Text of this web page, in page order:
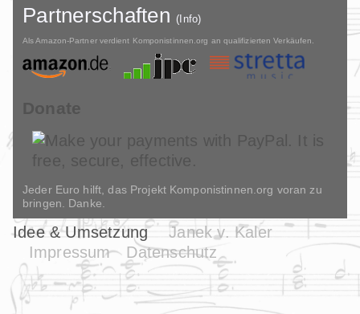
Partnerschaften(Info)
Als Amazon-Partner verdient Komponistinnen.org an qualifizierten Verkäufen.
Donate
Jeder Euro hilft, das Projekt Komponistinnen.org voran zu
bringen. Danke.
Idee & Umsetzung
Janek v. Kaler
Impressum
Datenschutz